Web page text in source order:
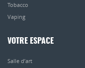
Tobacco
Vaping
VOTRE ESPACE
Salle d’art